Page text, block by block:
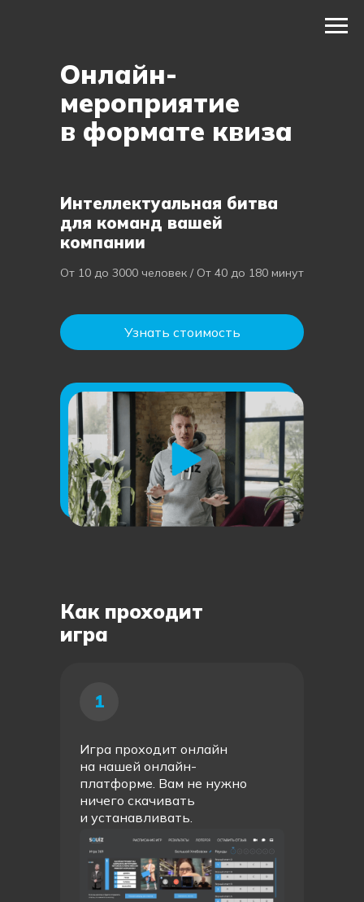
Интеллектуальная битва
для команд вашей
компании
Узнать стоимость
Онлайн-
мероприятие
в формате квиза
От 10 до 3000 человек / От 40 до 180 минут
Как проходит
игра
Игра проходит онлайн
на нашей онлайн-
платформе. Вам не нужно
ничего скачивать
и устанавливать.
1